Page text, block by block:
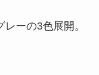
ーの3色展開。